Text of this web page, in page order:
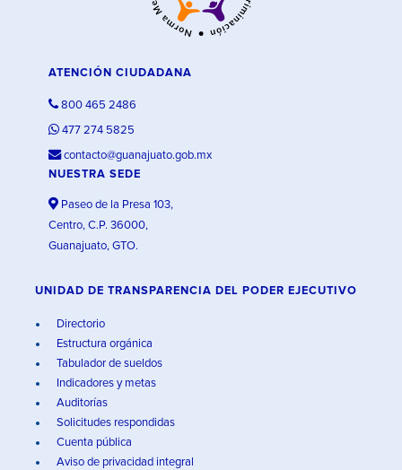
ATENCIÓN CIUDADANA
800 465 2486
477 274 5825
contacto@guanajuato.gob.mx
NUESTRA SEDE
Paseo de la Presa 103,
Centro, C.P. 36000,
Guanajuato, GTO.
UNIDAD DE TRANSPARENCIA DEL PODER EJECUTIVO
Directorio
Estructura orgánica
Tabulador de sueldos
Indicadores y metas
Auditorías
Solicitudes respondidas
Cuenta pública
Aviso de privacidad integral